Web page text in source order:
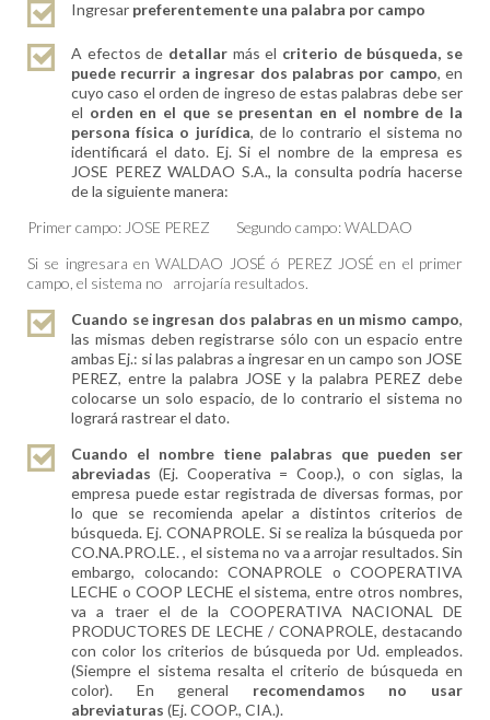
Ingresar preferentemente una palabra por campo
A efectos de detallar más el criterio de búsqueda, se
puede recurrir a ingresar dos palabras por campo, en
cuyo caso el orden de ingreso de estas palabras debe ser
el orden en el que se presentan en el nombre de la
persona física o jurídica, de lo contrario el sistema no
identificará el dato. Ej. Si el nombre de la empresa es
JOSE PEREZ WALDAO S.A., la consulta podría hacerse
de la siguiente manera:
Primer campo: JOSE PEREZ Segundo campo:WALDAO
Si se ingresara en WALDAO JOSÉ ó PEREZ JOSÉ en el primer
campo, el sistema no arrojaría resultados.
Cuando se ingresan dos palabras en un mismo campo,
las mismas deben registrarse sólo con un espacio entre
ambas Ej.: si las palabras a ingresar en un campo son JOSE
PEREZ, entre la palabra JOSE y la palabra PEREZ debe
colocarse un solo espacio, de lo contrario el sistema no
logrará rastrear el dato.
Cuando el nombre tiene palabras que pueden ser
abreviadas (Ej. Cooperativa = Coop.), o con siglas, la
empresa puede estar registrada de diversas formas, por
lo que se recomienda apelar a distintos criterios de
búsqueda. Ej. CONAPROLE. Si se realiza la búsqueda por
CO.NA.PRO.LE. , el sistema no va a arrojar resultados. Sin
embargo, colocando: CONAPROLE o COOPERATIVA
LECHE o COOP LECHE el sistema, entre otros nombres,
va a traer el de la COOPERATIVA NACIONAL DE
PRODUCTORES DE LECHE / CONAPROLE, destacando
con color los criterios de búsqueda por Ud. empleados.
(Siempre el sistema resalta el criterio de búsqueda en
color). En general recomendamos no usar
abreviaturas (Ej. COOP., CIA.).